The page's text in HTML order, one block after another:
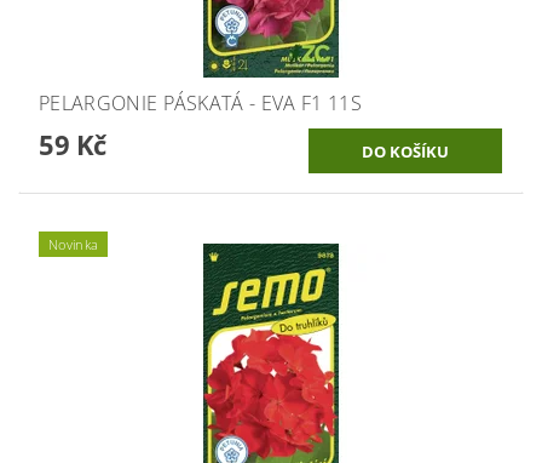
PELARGONIE PÁSKATÁ - EVA F1 11S
59 Kč
Novinka